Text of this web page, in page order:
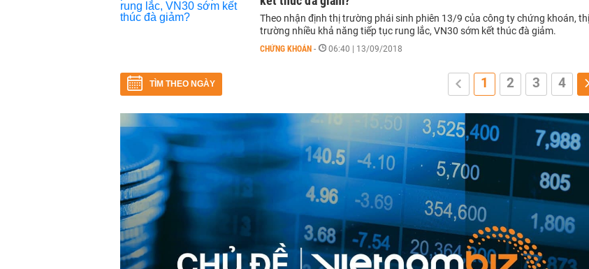
Theo nhận định thị trường phái sinh phiên 13/9 của công ty chứng khoán, thị
trường nhiều khả năng tiếp tục rung lắc, VN30 sớm kết thúc đà giảm.
CHỨNG KHOÁN - 06:40 | 13/09/2018
TÌM THEO NGÀY 1 2 3 4